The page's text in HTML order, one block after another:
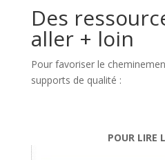
Des
aller + loin
Pour favoriser le
supports de qualité :
POUR LIRE